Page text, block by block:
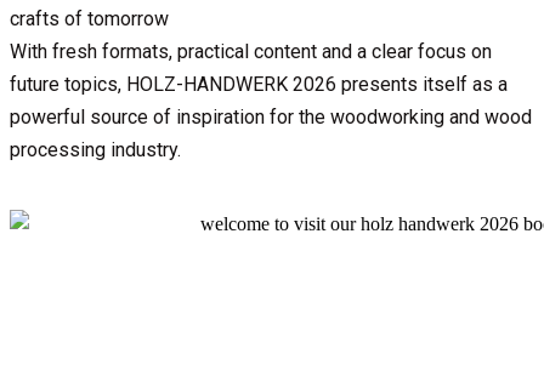
crafts of tomorrow
With fresh formats, practical content and a clear focus on
future topics, HOLZ-HANDWERK 2026 presents itself as a
powerful source of inspiration for the woodworking and wood
processing industry.